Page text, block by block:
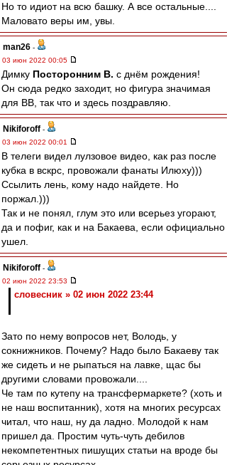
Но то идиот на всю башку. А все остальные....
Маловато веры им, увы.
man26 -
03 июн 2022 00:05
Димку Посторонним В. с днём рождения!
Он сюда редко заходит, но фигура значимая
для ВВ, так что и здесь поздравляю.
Nikiforoff -
03 июн 2022 00:01
В телеги видел лулзовое видео, как раз после
кубка в вскрс, провожали фанаты Илюху)))
Ссылить лень, кому надо найдете. Но
поржал.)))
Так и не понял, глум это или всерьез угорают,
да и пофиг, как и на Бакаева, если официально
ушел.
Nikiforoff -
02 июн 2022 23:53
словесник » 02 июн 2022 23:44
Зато по нему вопросов нет, Володь, у
сокнижников. Почему? Надо было Бакаеву так
же сидеть и не рыпаться на лавке, щас бы
другими словами провожали....
Че там по кутепу на трансфермаркете? (хоть и
не наш воспитанник), хотя на многих ресурсах
читал, что наш, ну да ладно. Молодой к нам
пришел да. Простим чуть-чуть дебилов
некомпетентных пишущих статьи на вроде бы